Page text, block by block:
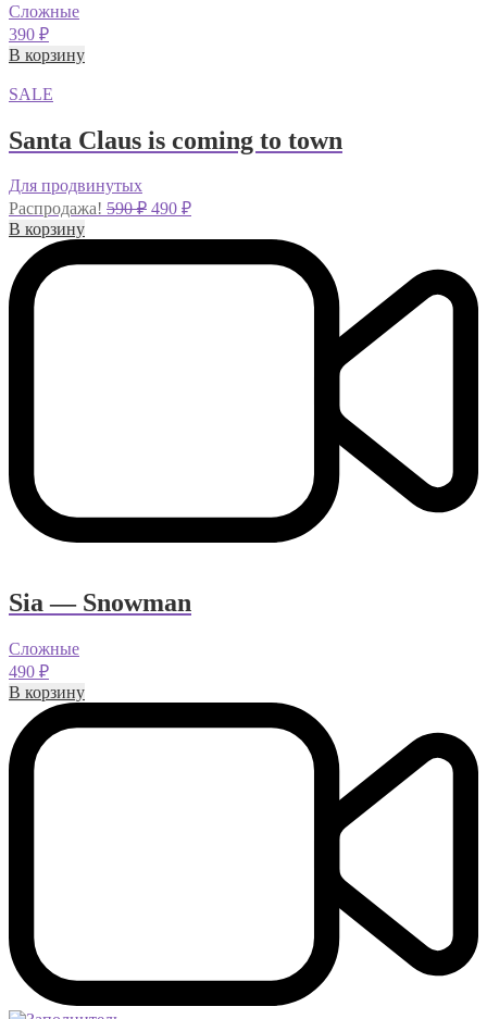
Сложные
390 ₽
В корзину
SALE
Santa Claus is coming to town
Для продвинутых
Распродажа! 590₽ Первоначальная
составляла
590 ₽.
490 ₽Текущая
В корзину
Sia — Snowman
Сложные
490 ₽
В корзину